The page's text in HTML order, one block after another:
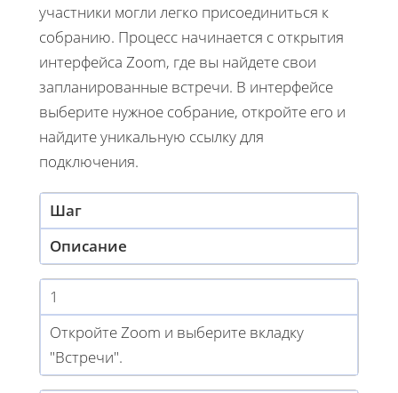
участники могли легко присоединиться к
собранию. Процесс начинается с открытия
интерфейса Zoom, где вы найдете свои
запланированные встречи. В интерфейсе
выберите нужное собрание, откройте его и
найдите уникальную ссылку для
подключения.
Шаг
Описание
1
Откройте Zoom и выберите вкладку
"Встречи".